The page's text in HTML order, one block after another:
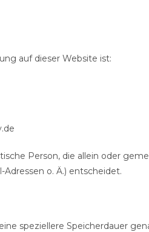
auf dieser Website ist:
Person, die allein oder
o. Ä.) entscheidet.
speziellere Speicherdauer